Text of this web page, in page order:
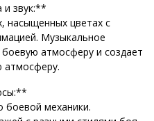
звук:**
насыщенных цветах с
Музыкальное
атмосферу и создает
атмосферу.
боевой механики.